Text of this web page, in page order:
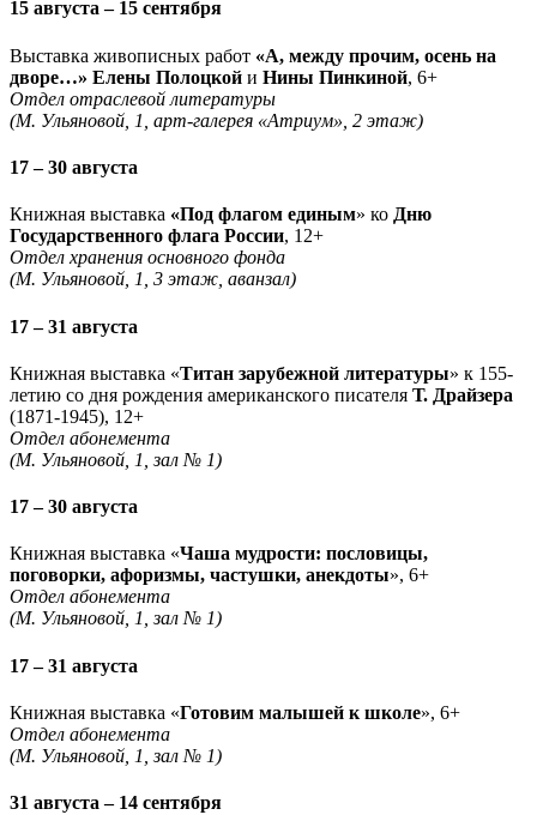
15 августа – 15 сентября
Выставка живописных работ «А, между прочим, осень на
дворе…» Елены Полоцкой и Нины Пинкиной, 6+
Отдел отраслевой литературы
(М. Ульяновой, 1, арт-галерея «Атриум», 2 этаж)
17 – 30 августа
Книжная выставка «Под флагом единым» ко Дню
Государственного флага России, 12+
Отдел хранения основного фонда
(М. Ульяновой, 1, 3 этаж, аванзал)
17 – 31 августа
Книжная выставка «Титан зарубежной литературы» к 155-
летию со дня рождения американского писателя Т. Драйзера
(1871-1945), 12+
Отдел абонемента
(М. Ульяновой, 1, зал № 1)
17 – 30 августа
Книжная выставка «Чаша мудрости: пословицы,
поговорки, афоризмы, частушки, анекдоты», 6+
Отдел абонемента
(М. Ульяновой, 1, зал № 1)
17 – 31 августа
Книжная выставка «Готовим малышей к школе», 6+
Отдел абонемента
(М. Ульяновой, 1, зал № 1)
31 августа – 14 сентября